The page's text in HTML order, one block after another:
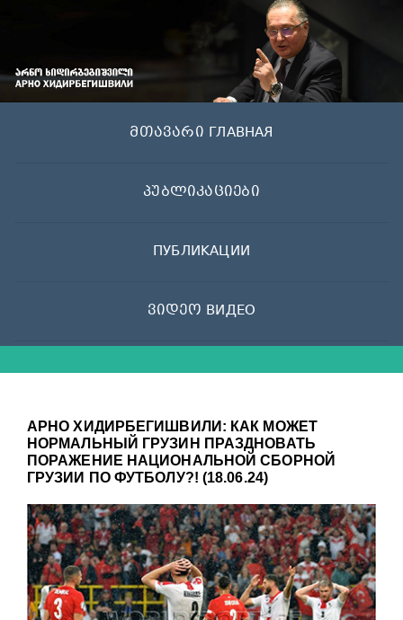
მთავარი ГЛАВНАЯ
პუბლიკაციები
ПУБЛИКАЦИИ
ვიდეო ВИДЕО
АРНО ХИДИРБЕГИШВИЛИ: КАК МОЖЕТ
НОРМАЛЬНЫЙ ГРУЗИН ПРАЗДНОВАТЬ
ПОРАЖЕНИЕ НАЦИОНАЛЬНОЙ СБОРНОЙ
ГРУЗИИ ПО ФУТБОЛУ?! (18.06.24)